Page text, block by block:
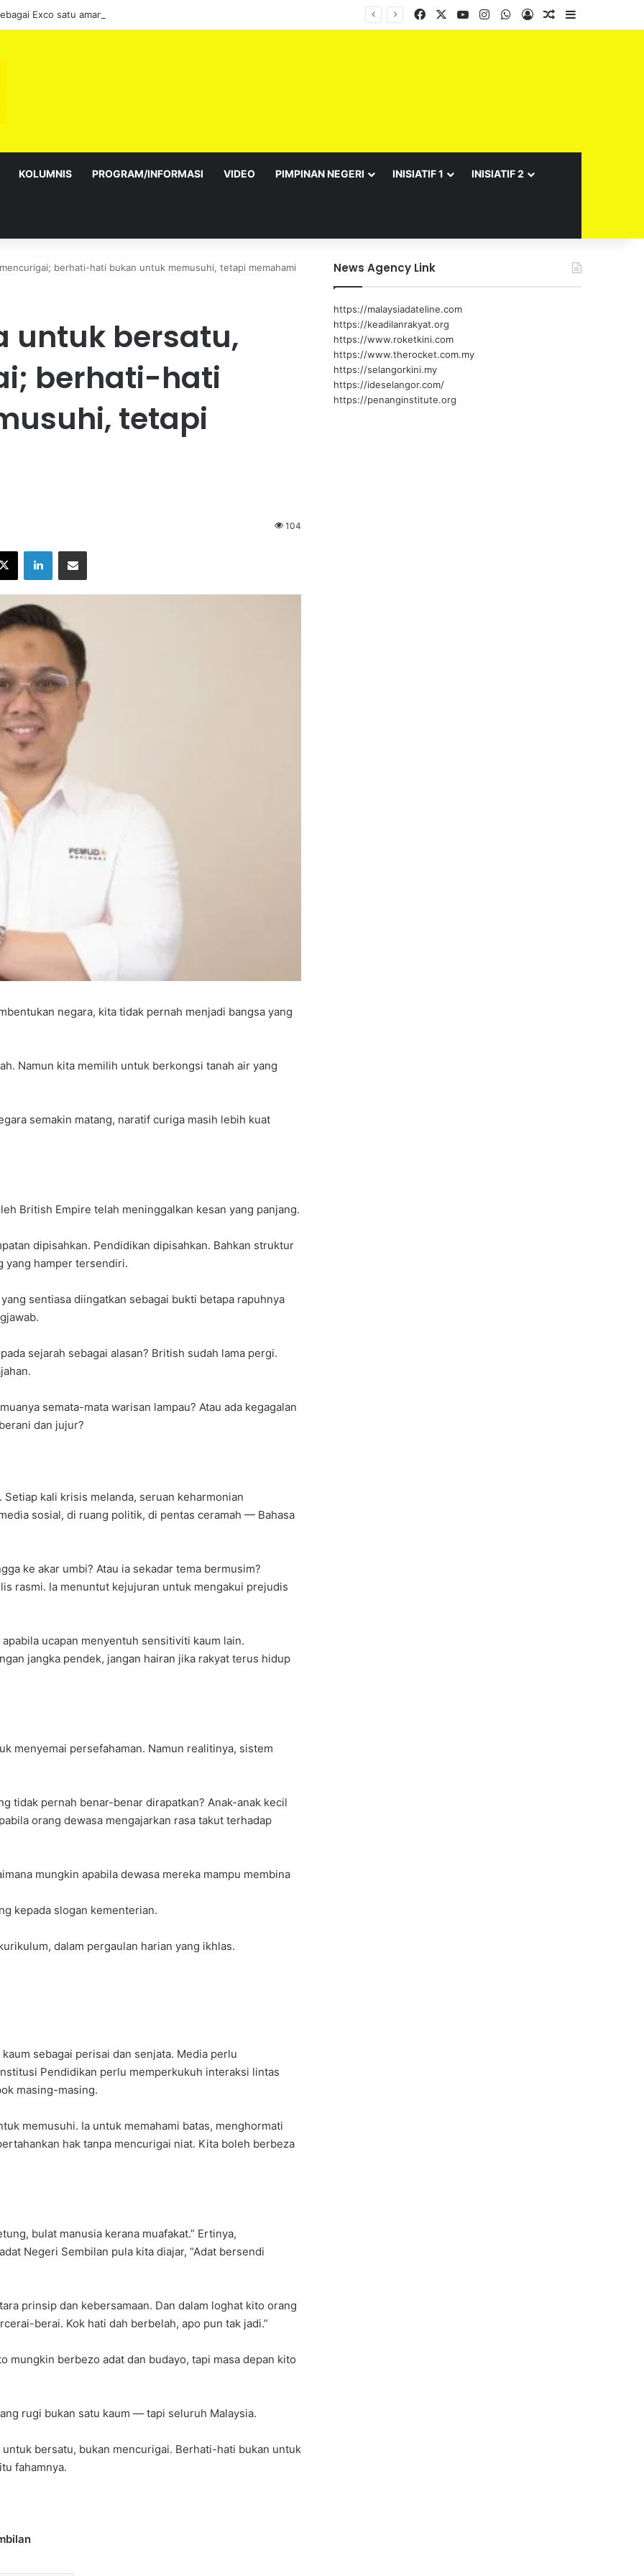
Exco satu amanah besar – Siow Kong Choon Facebook YouTubeInstagramWhatsApp
Log InRandom Article
KOLUMNIS PROGRAM/INFORMASI VIDEO PIMPINAN NEGERI INISIATIF 1 INISIATIF 2
berhati-hati bukan untuk memusuhi, tetapi memahami
untuk bersatu,
berhati-hati
tetapi
104
negara, kita tidak pernah menjadi bangsa yang
Namun kita memilih untuk berkongsi tanah air yang
semakin matang, naratif curiga masih lebih kuat
British Empire telah meninggalkan kesan yang panjang.
dipisahkan. Pendidikan dipisahkan. Bahkan struktur
yang hamper tersendiri.
sentiasa diingatkan sebagai bukti betapa rapuhnya
sejarah sebagai alasan? British sudah lama pergi.
semata-mata warisan lampau? Atau ada kegagalan
dan jujur?
kali krisis melanda, seruan keharmonian
sosial, di ruang politik, di pentas ceramah — Bahasa
ke akar umbi? Atau ia sekadar tema bermusim?
rasmi. Ia menuntut kejujuran untuk mengakui prejudis
ucapan menyentuh sensitiviti kaum lain.
jangka pendek, jangan hairan jika rakyat terus hidup
menyemai persefahaman. Namun realitinya, sistem
tidak pernah benar-benar dirapatkan? Anak-anak kecil
orang dewasa mengajarkan rasa takut terhadap
mungkin apabila dewasa mereka mampu membina
kepada slogan kementerian.
dalam pergaulan harian yang ikhlas.
sebagai perisai dan senjata. Media perlu
Pendidikan perlu memperkukuh interaksi lintas
masing-masing.
memusuhi. Ia untuk memahami batas, menghormati
hak tanpa mencurigai niat. Kita boleh berbeza
bulat manusia kerana muafakat.” Ertinya,
Negeri Sembilan pula kita diajar, “Adat bersendi
prinsip dan kebersamaan. Dan dalam loghat kito orang
berai. Kok hati dah berbelah, apo pun tak jadi.”
mungkin berbezo adat dan budayo, tapi masa depan kito
rugi bukan satu kaum — tapi seluruh Malaysia.
bersatu, bukan mencurigai. Berhati-hati bukan untuk
fahamnya.
News Agency Link
https://malaysiadateline.com
https://keadilanrakyat.org
https://www.roketkini.com
https://www.therocket.com.my
https://selangorkini.my
https://ideselangor.com/
https://penanginstitute.org